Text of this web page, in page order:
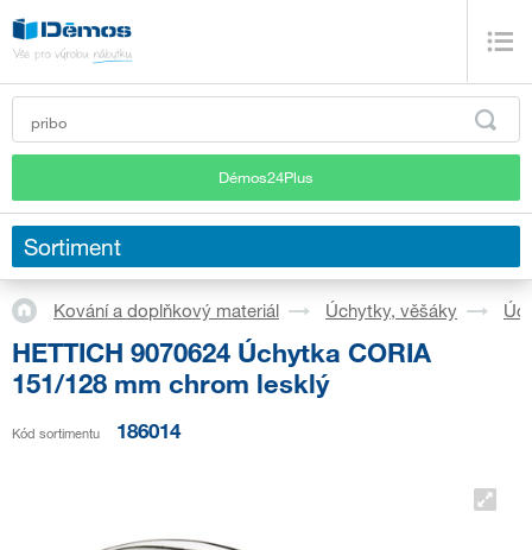
Démos24Plus
Sortiment
Kování a doplňkový materiál Úchytky, věšáky
HETTICH 9070624 Úchytka CORIA
151/128 mm chrom lesklý
Kód sortimentu 186014